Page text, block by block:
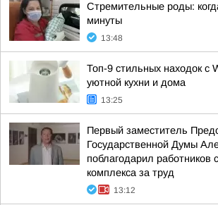
Стремительные роды:
минуты
13:48
Топ-9 стильных находок с
уютной кухни и дома
13:25
Первый заместитель
Государственной Думы
поблагодарил работников
комплекса за труд
13:12